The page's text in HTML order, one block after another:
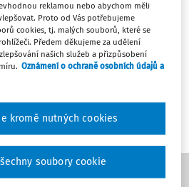
výsledky
reklamou nebo abychom měli
Proto od Vás potřebujeme
cookies, tj. malých souborů, které se
Předem děkujeme za udělení
našich služeb a přizpůsobení
Oznámení o ochraně osobních údajů a
kromě nutných cookies
soubory cookie